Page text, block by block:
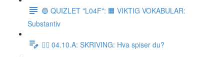
🔵 QUIZLET "L04F": 🟧 VIKTIG VOKABULAR:
Substantiv
✍🏼 04.10.A: SKRIVING: Hva spiser du?